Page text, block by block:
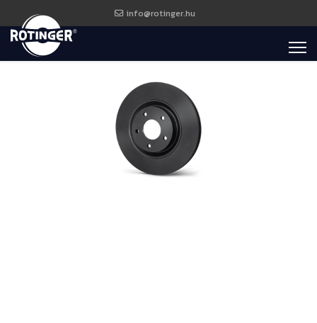
info@rotinger.hu